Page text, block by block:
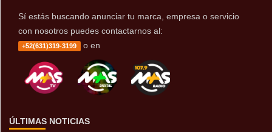
Sí estás buscando anunciar tu marca, empresa o servicio
con nosotros puedes contactarnos al:
+52(631)319-3199 o en
ÚLTIMAS NOTICIAS